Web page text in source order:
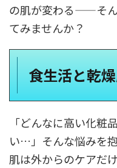
の肌が変わる——そん
てみませんか？
食生活と乾
「どんなに高い化粧
い…」そんな悩みを
肌は外からのケアだ